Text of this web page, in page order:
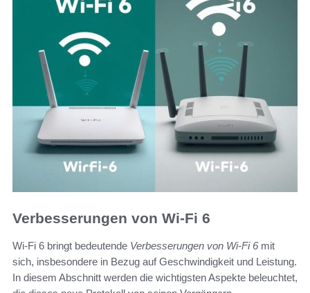
Verbesserungen von Wi-Fi 6
Wi-Fi 6 bringt bedeutende Verbesserungen von Wi-Fi 6 mit
sich, insbesondere in Bezug auf Geschwindigkeit und Leistung.
In diesem Abschnitt werden die wichtigsten Aspekte beleuchtet,